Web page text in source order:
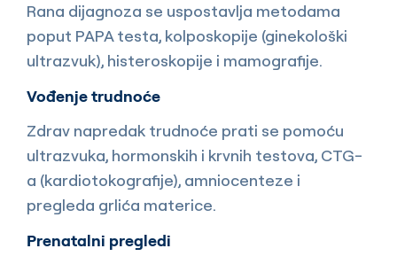
Rana dijagnoza se uspostavlja metodama
poput PAPA testa, kolposkopije (ginekološki
ultrazvuk), histeroskopije i mamografije.
Vođenje trudnoće
Zdrav napredak trudnoće prati se pomoću
ultrazvuka, hormonskih i krvnih testova, CTG-
a (kardiotokografije), amniocenteze i
pregleda grlića materice.
Prenatalni pregledi